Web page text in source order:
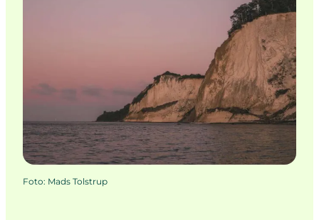
Foto: Mads Tolstrup